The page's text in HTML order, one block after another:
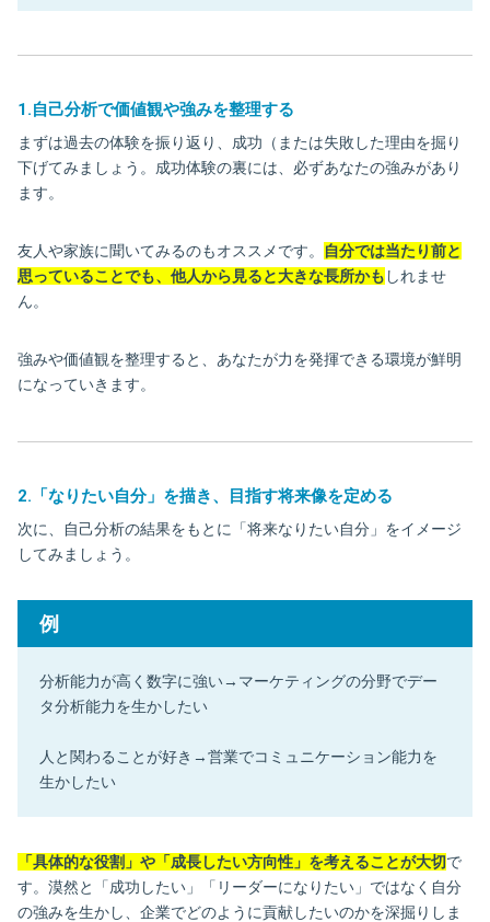
1.自己分析で価値観や強みを整理する
まずは過去の体験を振り返り、成功（または失敗した理由を掘り
下げてみましょう。成功体験の裏には、必ずあなたの強みがあり
ます。
友人や家族に聞いてみるのもオススメです。
自分では当たり前と
思っていることでも、他人から見ると大きな長所かも しれませ
ん。
強みや価値観を整理すると、あなたが力を発揮できる環境が鮮明
になっていきます。
2.「なりたい自分」を描き、目指す将来像を定める
次に、自己分析の結果をもとに「将来なりたい自分」をイメージ
してみましょう。
例
分析能力が高く数字に強い→マーケティングの分野でデー
タ分析能力を生かしたい
人と関わることが好き→営業でコミュニケーション能力を
生かしたい
「具体的な役割」や「成長したい方向性」を考えることが大切で
す。漠然と「成功したい」「リーダーになりたい」ではなく自分
の強みを生かし、企業でどのように貢献したいのかを深掘りしま